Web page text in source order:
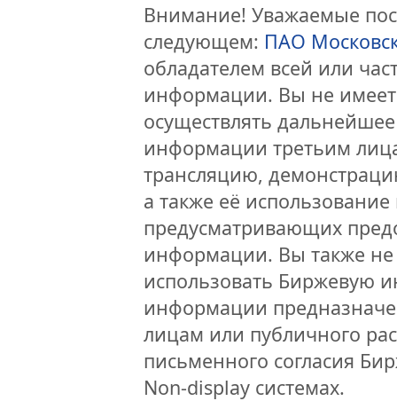
Внимание! Уважаемые
следующем: ПАО
обладателем всей или
информации. Вы не
осуществлять
информации третьим
трансляцию,
а также её
предусматривающих
информации. Вы также не
использовать Биржевую
информации
лицам или публичного
письменного согласия
Non-display системах.